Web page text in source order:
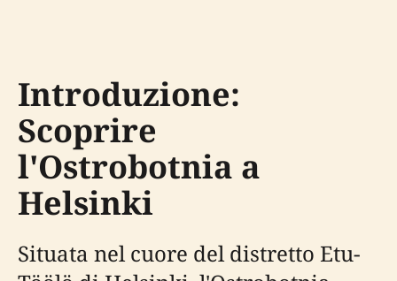
Introduzione:
Scoprire
l'Ostrobotnia a
Helsinki
Situata nel cuore del distretto Etu-